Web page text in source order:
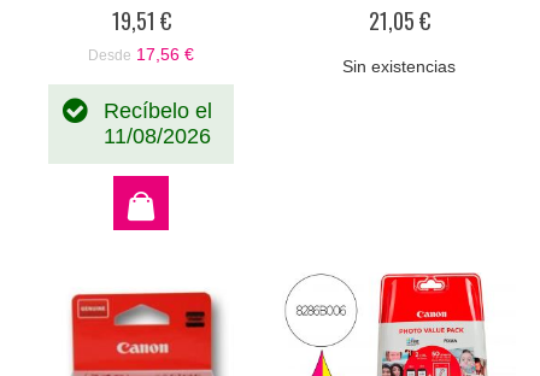
19,51 €
Desde 17,56 €
Recíbelo el
11/08/2026
21,05 €
Sin existencias